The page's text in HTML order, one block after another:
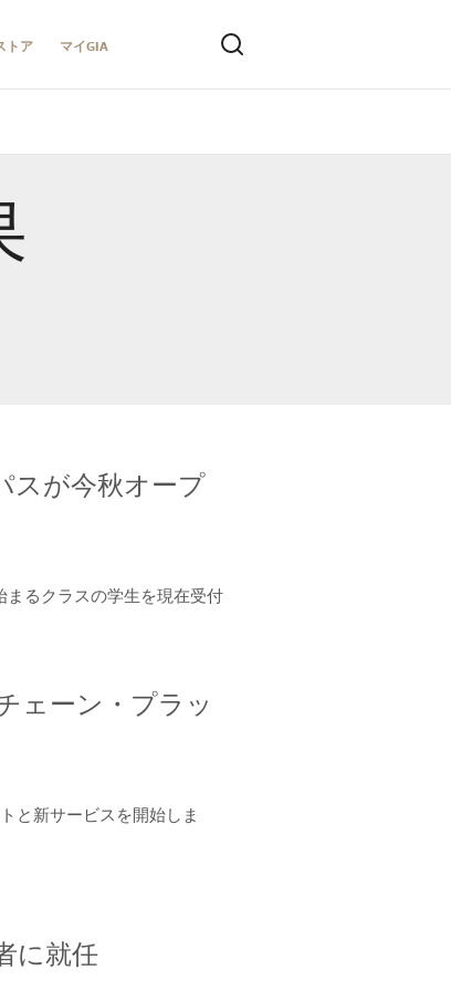
トア マイGIA
スが今秋オープ
まるクラスの学生を現在受付
ェーン・プラッ
と新サービスを開始しま
に就任